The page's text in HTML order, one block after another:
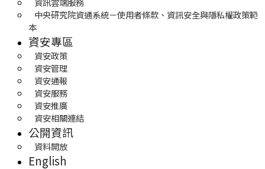
中央研究院資通系統－使用者條款、資訊安全與隱私權政策範
本
資安專區
資安政策
資安管理
資安通報
資安服務
資安推廣
資安相關連結
公開資訊
資料開放
English